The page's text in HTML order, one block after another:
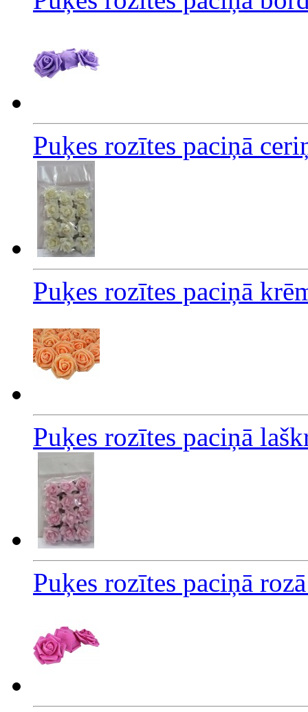
Puķes rozītes paciņā
Puķes rozītes paciņā
Puķes rozītes paciņā
Puķes rozītes paciņā